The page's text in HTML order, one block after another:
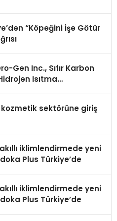
“Köpeğini İşe Götür
Gen Inc., Sıfır Karbon
Isıtma
kozmetik sektörüne giriş
iklimlendirmede yeni
Plus Türkiye’de
iklimlendirmede yeni
Plus Türkiye’de